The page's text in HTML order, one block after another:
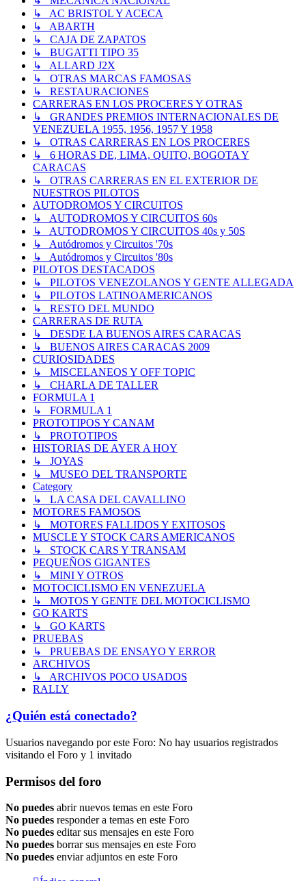
↳ AC BRISTOL Y ACECA
↳ ABARTH
↳ CAJA DE ZAPATOS
↳ BUGATTI TIPO 35
↳ ALLARD J2X
↳ OTRAS MARCAS FAMOSAS
↳ RESTAURACIONES
CARRERAS EN LOS PROCERES Y OTRAS
↳ GRANDES PREMIOS INTERNACIONALES DE
VENEZUELA 1955, 1956, 1957 Y 1958
↳ OTRAS CARRERAS EN LOS PROCERES
↳ 6 HORAS DE, LIMA, QUITO, BOGOTA Y
CARACAS
↳ OTRAS CARRERAS EN EL EXTERIOR DE
NUESTROS PILOTOS
AUTODROMOS Y CIRCUITOS
↳ AUTODROMOS Y CIRCUITOS 60s
↳ AUTODROMOS Y CIRCUITOS 40s y 50S
↳ Autódromos y Circuitos '70s
↳ Autódromos y Circuitos '80s
PILOTOS DESTACADOS
↳ PILOTOS VENEZOLANOS Y GENTE ALLEGADA
↳ PILOTOS LATINOAMERICANOS
↳ RESTO DEL MUNDO
CARRERAS DE RUTA
↳ DESDE LA BUENOS AIRES CARACAS
↳ BUENOS AIRES CARACAS 2009
CURIOSIDADES
↳ MISCELANEOS Y OFF TOPIC
↳ CHARLA DE TALLER
FORMULA 1
↳ FORMULA 1
PROTOTIPOS Y CANAM
↳ PROTOTIPOS
HISTORIAS DE AYER A HOY
↳ JOYAS
↳ MUSEO DEL TRANSPORTE
Category
↳ LA CASA DEL CAVALLINO
MOTORES FAMOSOS
↳ MOTORES FALLIDOS Y EXITOSOS
MUSCLE Y STOCK CARS AMERICANOS
↳ STOCK CARS Y TRANSAM
PEQUEÑOS GIGANTES
↳ MINI Y OTROS
MOTOCICLISMO EN VENEZUELA
↳ MOTOS Y GENTE DEL MOTOCICLISMO
GO KARTS
↳ GO KARTS
PRUEBAS
↳ PRUEBAS DE ENSAYO Y ERROR
ARCHIVOS
↳ ARCHIVOS POCO USADOS
RALLY
¿Quién está conectado?
Usuarios navegando por este Foro: No hay usuarios registrados
visitando el Foro y 1 invitado
Permisos del foro
No puedes abrir nuevos temas en este Foro
No puedes responder a temas en este Foro
No puedes editar sus mensajes en este Foro
No puedes borrar sus mensajes en este Foro
No puedes enviar adjuntos en este Foro